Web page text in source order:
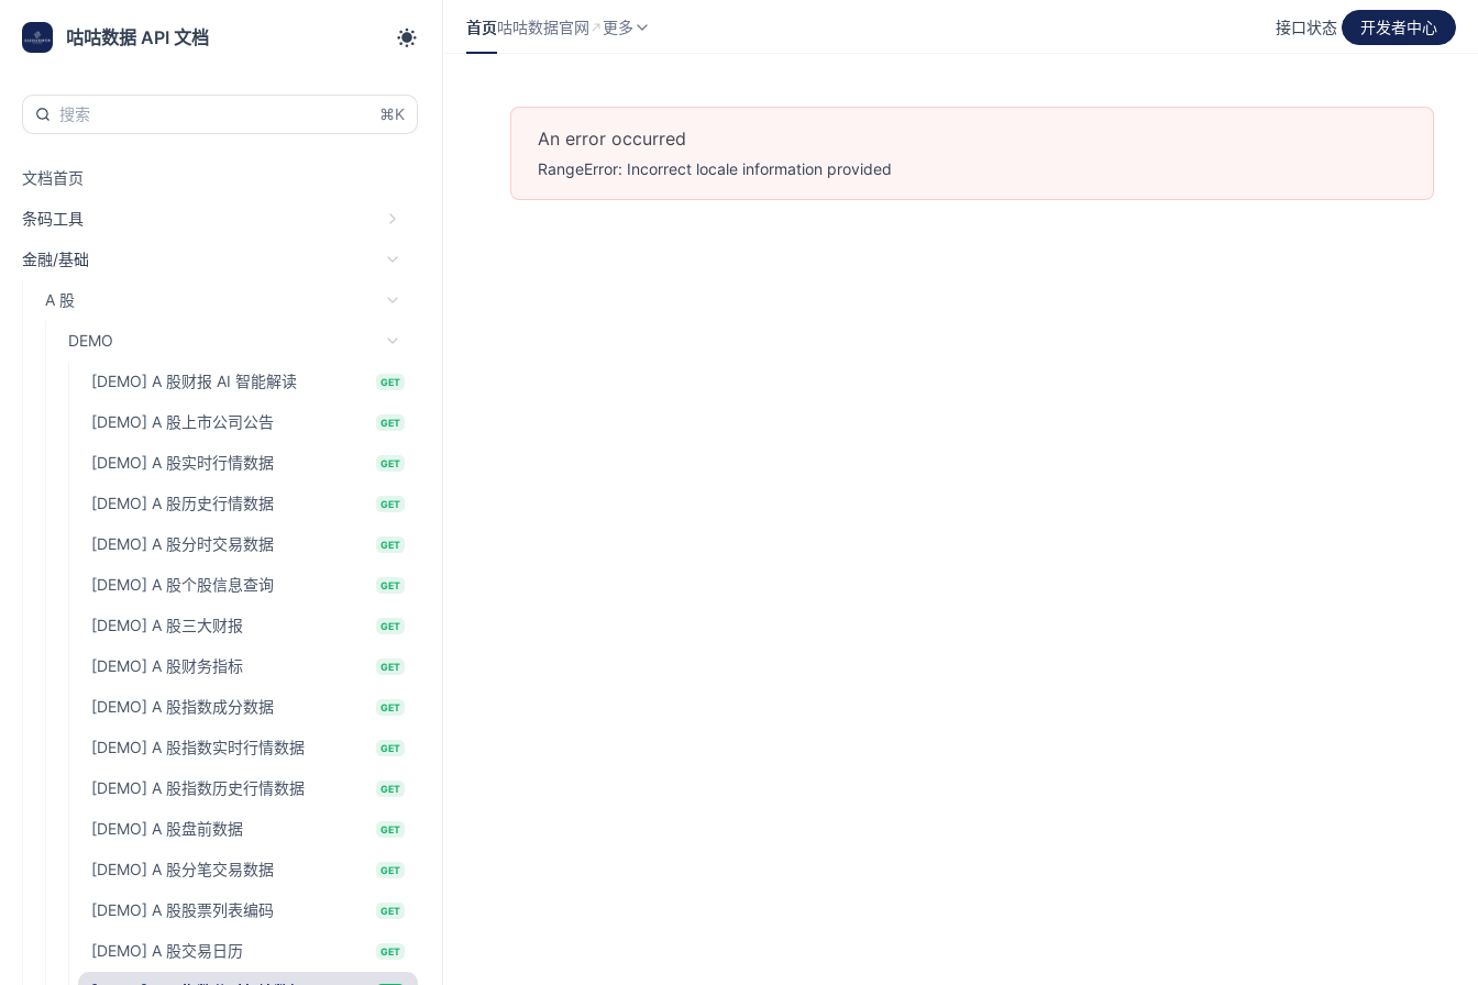
咕咕数据 API 文档
⌘K
文档首页
条码工具
金融/基础
A 股
DEMO
[DEMO] A 股财报 AI 智能解读 GET
[DEMO] A 股上市公司公告 GET
[DEMO] A 股实时行情数据 GET
[DEMO] A 股历史行情数据 GET
[DEMO] A 股分时交易数据 GET
[DEMO] A 股个股信息查询 GET
[DEMO] A 股三大财报 GET
[DEMO] A 股财务指标 GET
[DEMO] A 股指数成分数据 GET
[DEMO] A 股指数实时行情数据 GET
[DEMO] A 股指数历史行情数据 GET
[DEMO] A 股盘前数据 GET
[DEMO] A 股分笔交易数据 GET
[DEMO] A 股股票列表编码 GET
[DEMO] A 股交易日历 GET
首页咕咕数据官网 更多 接口状态 开发者中心
An error occurred
RangeError: Incorrect locale information provided